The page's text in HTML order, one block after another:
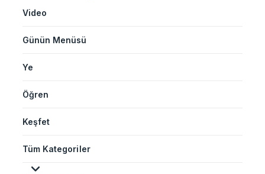
Video
Günün Menüsü
Ye
Öğren
Keşfet
Tüm Kategoriler